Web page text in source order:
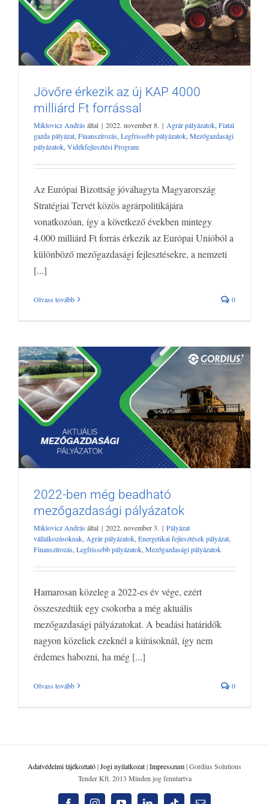
Jövőre érkezik az új KAP 4000 milliárd Ft
forrással
Agrár pályázatok Fiatal gazda pályázat
Jövőre érkezik az új KAP 4000
milliárd Ft forrással
Miklovicz Andrásáltal | 2022. november 8. | Agrár pályázatok Fiatal
gazda pályázat Finanszírozás Legfrissebb pályázatok Mezőgazdasági
pályázatok Vidékfejlesztési Program
Az Európai Bizottság jóváhagyta Magyarország
Stratégiai Tervét közös agrárpolitikájára
vonatkozóan, így a következő években mintegy
4.000 milliárd Ft forrás érkezik az Európai Unióból a
különböző mezőgazdasági fejlesztésekre, a nemzeti
[...]
Olvass tovább 0
2022-ben még beadható mezőgazdasági
pályázatok
Pályázat vállalkozásoknak Agrár pályázatok Energetikai fejlesztések
pályázat Finanszírozás Legfrissebb pályázatok Mezőgazdasági
pályázatok
2022-ben még beadható
mezőgazdasági pályázatok
Miklovicz Andrásáltal | 2022. november 3. | Pályázat
vállalkozásoknak Agrár pályázatok Energetikai fejlesztések pályázat
Finanszírozás Legfrissebb pályázatok Mezőgazdasági pályázatok
Hamarosan közeleg a 2022-es év vége, ezért
összeszedtük egy csokorba a még aktuális
mezőgazdasági pályázatokat. A beadási határidők
nagyon közeliek ezeknél a kiírásoknál, így nem
érdemes habozni, ha még [...]
Olvass tovább 0
Adatvédelmi tájékoztató|Jogi nyilatkozat|Impresszum| Gordius Solutions
Tender Kft. 2013 Minden jog fenntartva